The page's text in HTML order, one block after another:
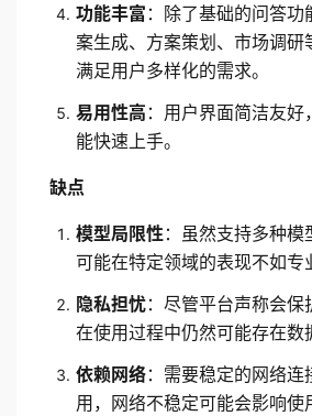
功能丰富 ：除了基础的问答
案生成、方案策划、市场调研
满足用户多样化的需求。
易用性高 ：用户界面简洁友
能快速上手。
缺点
模型局限性 ：虽然支持多种模
可能在特定领域的表现不如专
隐私担忧：尽管平台声称会保
在使用过程中仍然可能存在数
依赖网络：需要稳定的网络连
用，网络不稳定可能会影响使